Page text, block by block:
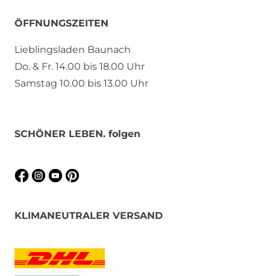
ÖFFNUNGSZEITEN
Lieblingsladen Baunach
Do. & Fr. 14.00 bis 18.00 Uhr
Samstag 10.00 bis 13.00 Uhr
SCHÖNER LEBEN. folgen
KLIMANEUTRALER VERSAND